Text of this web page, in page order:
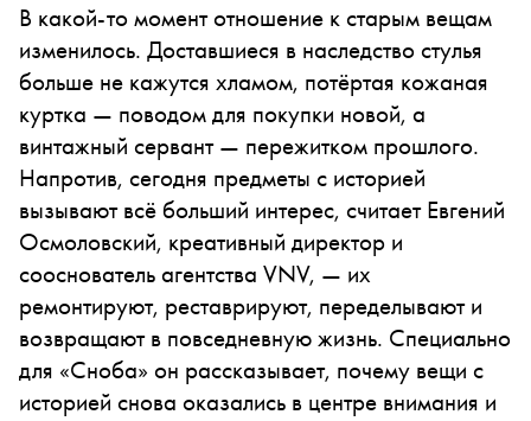
В какой-то момент отношение к старым вещам
изменилось. Доставшиеся в наследство стулья
больше не кажутся хламом, потёртая кожаная
куртка — поводом для покупки новой, а
винтажный сервант — пережитком прошлого.
Напротив, сегодня предметы с историей
вызывают всё больший интерес, считает Евгений
Осмоловский, креативный директор и
сооснователь агентства VNV, — их
ремонтируют, реставрируют, переделывают и
возвращают в повседневную жизнь. Специально
для «Сноба» он рассказывает, почему вещи с
историей снова оказались в центре внимания и